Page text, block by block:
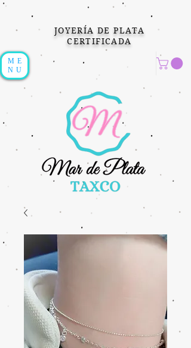
JOYERÍA DE PLATA
CERTIFICADA
ME
NU